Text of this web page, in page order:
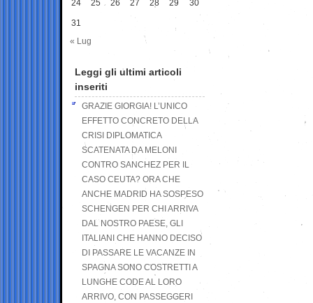
24 25 26 27 28 29 30
31
« Lug
Leggi gli ultimi articoli
inseriti
GRAZIE GIORGIA! L’UNICO
EFFETTO CONCRETO DELLA
CRISI DIPLOMATICA
SCATENATA DA MELONI
CONTRO SANCHEZ PER IL
CASO CEUTA? ORA CHE
ANCHE MADRID HA SOSPESO
SCHENGEN PER CHI ARRIVA
DAL NOSTRO PAESE, GLI
ITALIANI CHE HANNO DECISO
DI PASSARE LE VACANZE IN
SPAGNA SONO COSTRETTI A
LUNGHE CODE AL LORO
ARRIVO, CON PASSEGGERI